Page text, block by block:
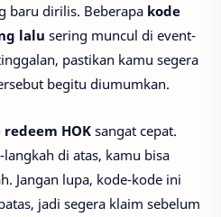
baru dirilis. Beberapa kode
lalu sering muncul di event-
pastikan kamu segera
begitu diumumkan.
redeem HOK sangat cepat.
di atas, kamu bisa
Jangan lupa, kode-kode ini
jadi segera klaim sebelum